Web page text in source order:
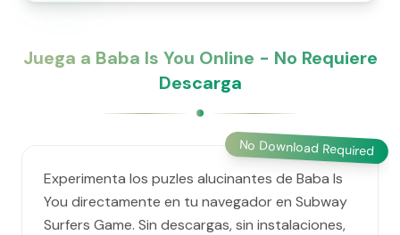
Juega a Baba Is You Online - No Requiere
Descarga
No Download Required
Experimenta los puzles alucinantes de Baba Is
You directamente en tu navegador en Subway
Surfers Game. Sin descargas, sin instalaciones,